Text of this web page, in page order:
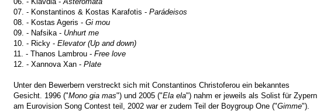
07. - Konstantinos & Kostas Karafotis - Parádeisos
08. - Kostas Ageris - Gi mou
09. - Nafsika - Unhurt me
10. - Ricky - Elevator (Up and down)
11. - Thanos Lambrou - Free love
12. - Xannova Xan - Plate
Unter den Bewerbern verstreckt sich mit Constantinos Christoferou ein bekanntes
Gesicht. 1996 ("Mono gia mas") und 2005 ("Ela ela") nahm er jeweils als Solist für Zypern
am Eurovision Song Contest teil, 2002 war er zudem Teil der Boygroup One ("Gimme").